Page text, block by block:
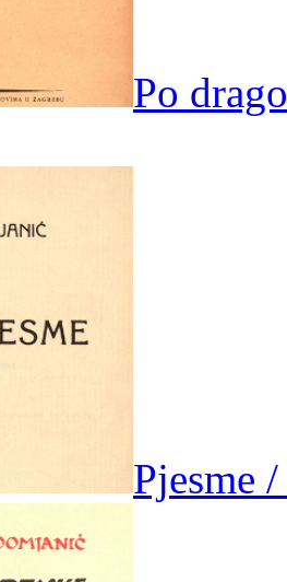
Po
Pjesme